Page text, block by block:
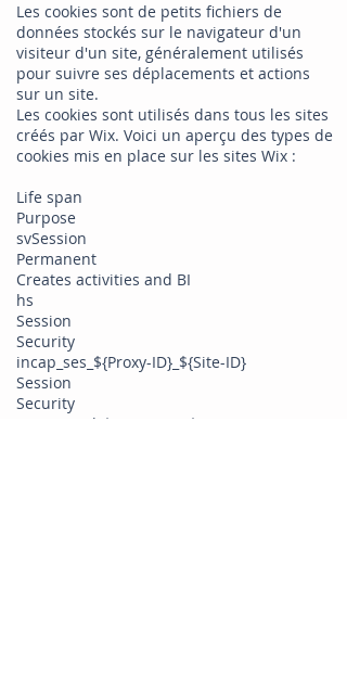
Les cookies sont de petits fichiers de
données stockés sur le navigateur d'un
visiteur d'un site, généralement utilisés
pour suivre ses déplacements et actions
sur un site.
Les cookies sont utilisés dans tous les sites
créés par Wix. Voici un aperçu des types de
cookies mis en place sur les sites Wix :
Life span
Purpose
svSession
Permanent
Creates activities and BI
hs
Session
Security
incap_ses_${Proxy-ID}_${Site-ID}
Session
Security
incap_visid_${Proxy-ID}_${Site-ID}